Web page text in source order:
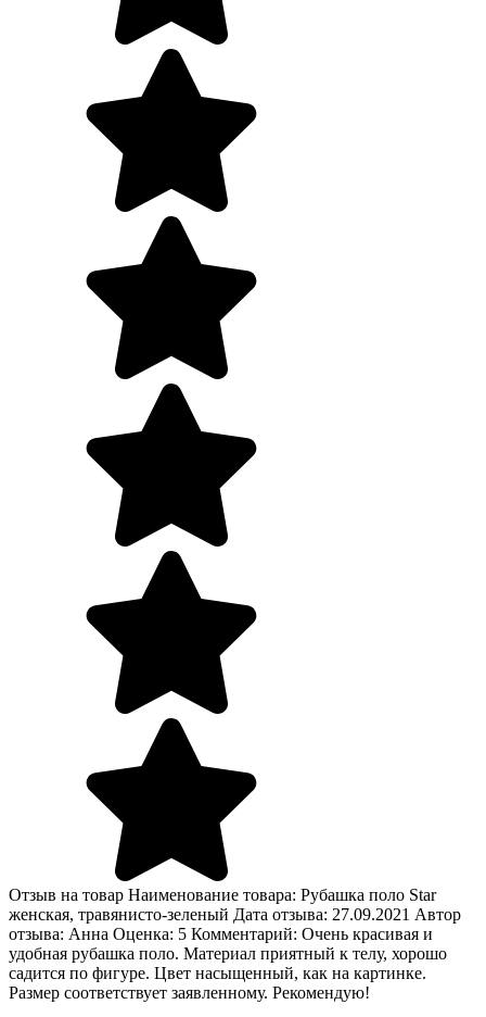
Отзыв на товар Наименование товара: Рубашка поло Star
женская, травянисто-зеленый Дата отзыва: 27.09.2021 Автор
отзыва: Анна Оценка: 5 Комментарий: Очень красивая и
удобная рубашка поло. Материал приятный к телу, хорошо
садится по фигуре. Цвет насыщенный, как на картинке.
Размер соответствует заявленному. Рекомендую!